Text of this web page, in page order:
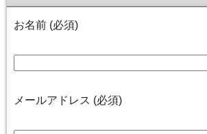
お名前 (必須)
メールアドレス (必須)